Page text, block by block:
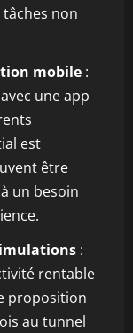
non
mobile :
une app
est
être
un besoin
:
rentable
proposition
au tunnel